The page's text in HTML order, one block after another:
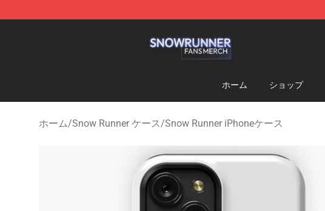
ホーム ショップ
ホーム/Snow Runner ケース/Snow Runner iPhoneケース